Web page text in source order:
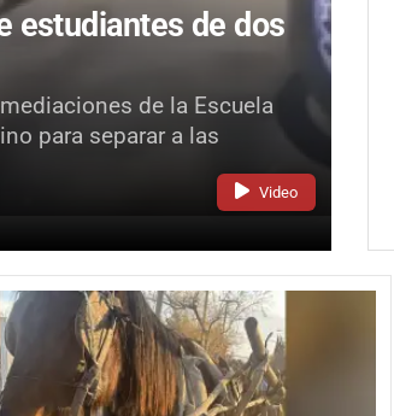
Video
estudiantes de dos
de la Escuela
para separar a las